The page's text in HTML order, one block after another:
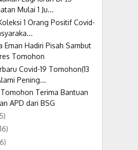
Mulai 1 Ju...
1 Orang Positif Covid-
Eman Hadiri Pisah Sambut
Tomohon
Covid-19 Tomohon(13
Pening...
Terima Bantuan
APD dari BSG